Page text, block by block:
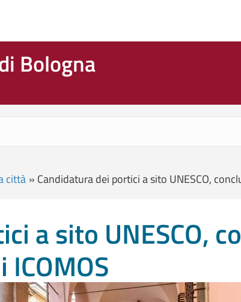
Bologna
città » Candidatura dei portici a sito UNESCO,
a sito UNESCO,